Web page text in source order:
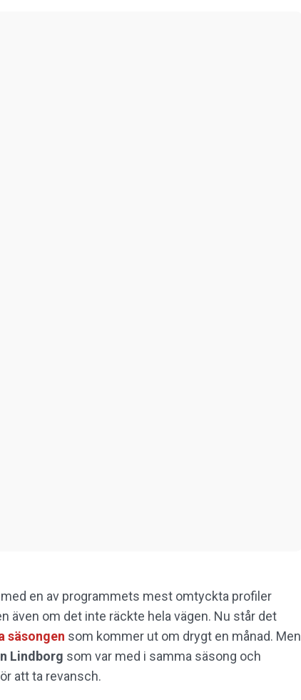
en av programmets mest omtyckta profiler
även om det inte räckte hela vägen. Nu står det
säsongen som kommer ut om drygt en månad. Men
Lindborg som var med i samma säsong och
att ta revansch.